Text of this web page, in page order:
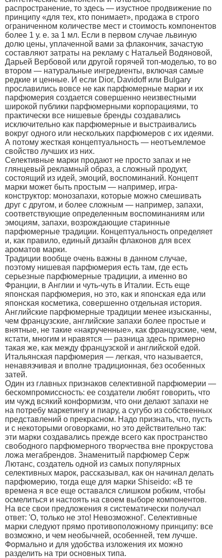
распространение, то здесь — изустное продвижение по
принципу «для тех, кто понимает», продажа в строго
ограниченном количестве мест и стоимость компонентов
более 1 у. е. за 1 мл. Если в первом случае львиную
долю цены, уплаченной вами за флакончик, зачастую
составляют затраты на рекламу с Натальей Водяновой,
Дарьей Вербовой или другой горячей топ-моделью, то во
втором — натуральные ингредиенты, включая самые
редкие и ценные. И если Dior, Davidoff или Bulgary
прославились вовсе не как парфюмерные марки и их
парфюмерия создается совершенно неизвестными
широкой публики парфюмерными корпорациями, то
практически все нишевые бренды создавались
исключительно как парфюмерные и выстраивались
вокруг одного или нескольких парфюмеров с их идеями.
А потому жесткая концептуальность — неотъемлемое
свойство лучших из них.
Селективные марки продают не просто запах и не
глянцевый рекламный образ, а сложный продукт,
состоящий из идей, эмоций, воспоминаний. Концепт
марки может быть простым — например, игра-
конструктор: монозапахи, которые можно смешивать
друг с другом, и более сложным — например, запахи,
соответствующие определенным воспоминаниям или
эмоциям, запахи, возрождающие старинные
парфюмерные традиции. Концептуальность определяет
и, как правило, единый дизайн флаконов для всех
ароматов марки.
Традиции вообще очень важны в данном случае,
поэтому нишевая парфюмерия есть там, где есть
серьезные парфюмерные традиции, а именно во
Франции, в Англии и чуть-чуть в Италии. Есть еще
японская парфюмерия, но это, как и японская еда или
японская косметика, совершенно отдельная история.
Английские парфюмерные традиции менее изысканны,
чем французские, английские запахи более простые и
внятные, не такие «накрученные», как французские, чем,
кстати, многим и нравятся — разница здесь примерно
такая же, как между французской и английской едой.
Итальянская парфюмерия — легкая, что называется,
ненавязчивая и вполне традиционная, без особенных
затей.
Один из главных признаков селективной парфюмерии —
бескомпромиссность: ее создатели любят говорить, что
им чужд всякий конформизм, что они делают запахи не
на потребу маркетингу и пиару, а сугубо из собственных
представлений о прекрасном. Надо признать, что, пусть
и с некоторыми оговорками, но это действительно так:
эти марки создавались прежде всего как пространство
свободного парфюмерного творчества вне прокрустова
ложа мегабрендов. Знаменитый парфюмер Серж
Лютанс, создатель одной из самых популярных
селективных марок, рассказывал, как он начинал делать
парфюмерию, тогда еще для марки Shiseido: «В те
времена я все еще оставался слишком робким, чтобы
осмелиться и настоять на своем выборе компонентов.
На все свои предложения я систематически получал
ответ: 'О, только не это! Невозможно!'. Селективные
марки следуют прямо противоположному принципу: все
возможно, и чем необычней, особенней, тем лучше.
Формально и для удобства изложения их можно
разделить на три основных типа.